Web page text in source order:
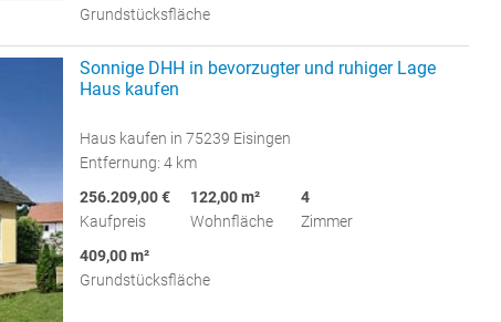
Grundstücksfläche
Sonnige DHH in bevorzugter und ruhiger Lage
Haus kaufen
Haus kaufen in 75239 Eisingen
Entfernung: 4 km
256.209,00 €
Kaufpreis
122,00 m²
Wohnfläche
4
Zimmer
409,00 m²
Grundstücksfläche